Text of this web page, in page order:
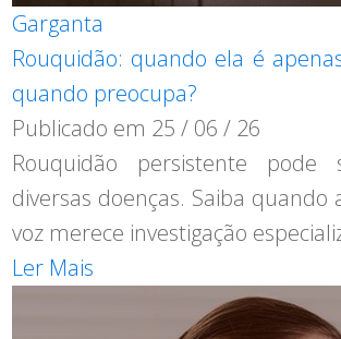
Garganta
Rouquidão: quando ela é
quando preocupa?
Publicado em 25 / 06 / 26
Rouquidão persistente
diversas doenças. Saiba quando
voz merece investigação
Ler Mais